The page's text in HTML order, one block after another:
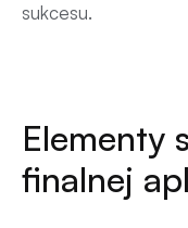
sukcesu.
Elementy
finalnej